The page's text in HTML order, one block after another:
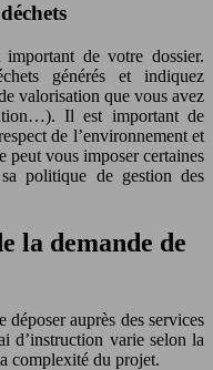
de votre dossier.
générés et indiquez
valorisation que vous avez
Il est important de
de l’environnement et
peut vous imposer certaines
politique de gestion des
la demande de
auprès des services
d’instruction varie selon la
complexité du projet.